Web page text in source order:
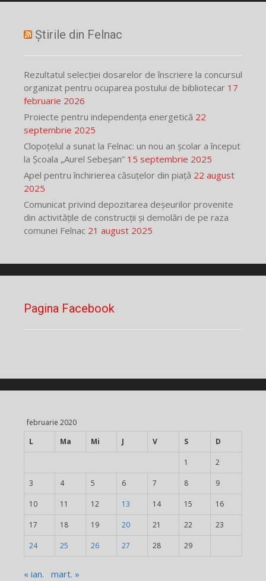
Știrile din Felnac
Rezultatul selecției dosarelor de înscriere la concursul
organizat pentru ocuparea postului de bibliotecar 17
februarie 2026
Proiecte pentru independența energetică 22
septembrie 2025
Clopoțelul a sunat la Felnac: un nou an școlar a început
la Școala „Aurel Sebeșan” 15 septembrie 2025
Apel pentru închirierea căsuțelor din piață 22 august
2025
Comunicat privind depozitarea deșeurilor provenite
din activitățile de construcții și demolări de pe raza
comunei Felnac 21 august 2025
Pagina Facebook
februarie 2020
L
Ma Mi J V S D
1 2
3 4 5 6 7 8 9
10 11 12 13 14 15 16
17 18 19 20 21 22 23
24 25 26 27 28 29
« ian. mart. »